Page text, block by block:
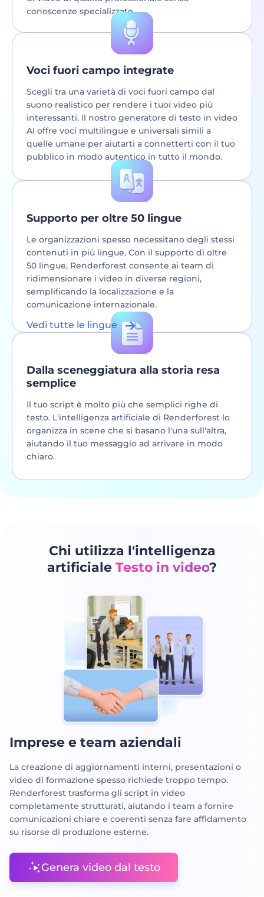
conoscenze specializzate.
Voci fuori campo integrate
Scegli tra una varietà di voci fuori campo dal
suono realistico per rendere i tuoi video più
interessanti. Il nostro generatore di testo in video
AI offre voci multilingue e universali simili a
quelle umane per aiutarti a connetterti con il tuo
pubblico in modo autentico in tutto il mondo.
Supporto per oltre 50 lingue
Le organizzazioni spesso necessitano degli stessi
contenuti in più lingue. Con il supporto di oltre
50 lingue, Renderforest consente ai team di
ridimensionare i video in diverse regioni,
semplificando la localizzazione e la
comunicazione internazionale.
Vedi tutte le lingue
Afrikaans, arabo, armeno, azero, bielorusso,
bosniaco, bulgaro, catalano, cinese, croato,
ceco, danese, olandese, inglese, estone,
finlandese, francese, galiziano, tedesco, greco,
ebraico, hindi, ungherese, islandese,
indonesiano, italiano, giapponese, kannada,
kazako, coreano, lettone, lituano, macedone,
malese, marathi, maori, nepalese, norvegese,
persiano, polacco, portoghese, rumeno, russo,
serbo, slovacco, sloveno, spagnolo, swahili,
svedese, tagalog, tamil, tailandese, turco,
Dalla sceneggiatura alla storia resa
semplice
Il tuo script è molto più che semplici righe di
testo. L'intelligenza artificiale di Renderforest lo
organizza in scene che si basano l'una sull'altra,
aiutando il tuo messaggio ad arrivare in modo
chiaro.
Chi utilizza l'intelligenza
artificiale Testo in video?
Imprese e team aziendali
La creazione di aggiornamenti interni, presentazioni o
video di formazione spesso richiede troppo tempo.
Renderforest trasforma gli script in video
completamente strutturati, aiutando i team a fornire
comunicazioni chiare e coerenti senza fare affidamento
su risorse di produzione esterne.
Genera video dal testo